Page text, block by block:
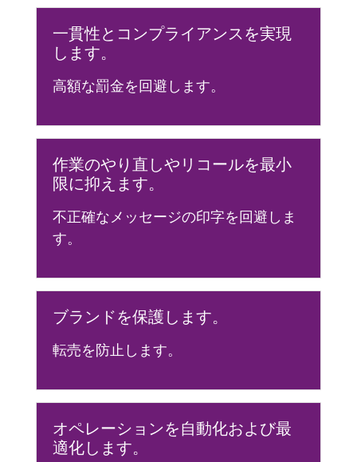
一貫性とコンプライアンスを実現
します。
高額な罰金を回避します。
作業のやり直しやリコールを最小
限に抑えます。
不正確なメッセージの印字を回避しま
す。
ブランドを保護します。
転売を防止します。
オペレーションを自動化および最
適化します。